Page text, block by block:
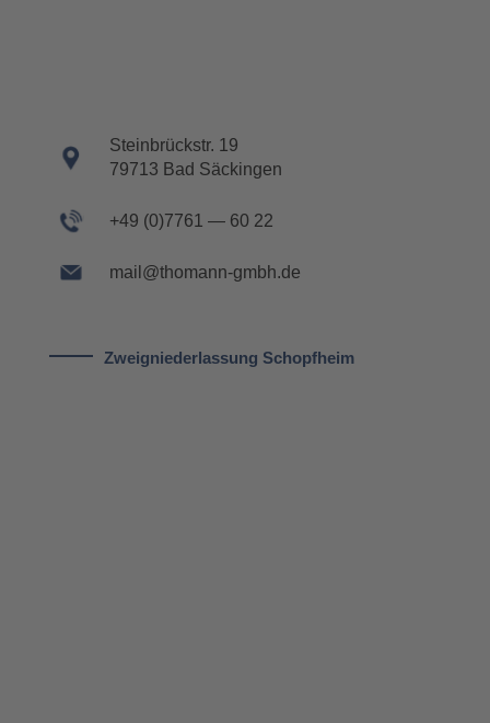
Stein­brück­str. 19
79713 Bad Säckin­gen
+49 (0)7761 — 60 22
mail@thomann-gmbh.de
Zweig­nie­der­las­sung Schopf­heim